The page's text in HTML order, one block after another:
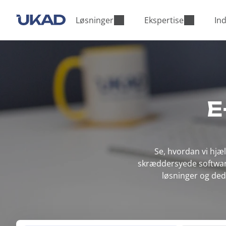
a
n
m
e
n
Løsninger Ekspertise
Se, hvordan vi
skræddersyede
løsninger og